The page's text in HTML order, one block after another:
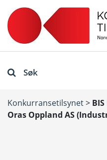
Søk
Konkurransetilsynet>
Oras Oppland AS